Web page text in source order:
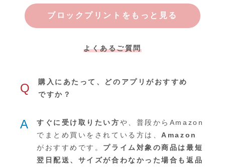
単位販売
ブロックプリントをもっと見る
よくあるご質問
Q
購入にあたって、どのアプリがおすすめ
ですか？
A すぐに受け取りたい方や、普段からAmazon
でまとめ買いをされている方は、 Amazon
がおすすめです。 プライム対象の商品は最短
翌日配送、サイズが合わなかった場合も返品